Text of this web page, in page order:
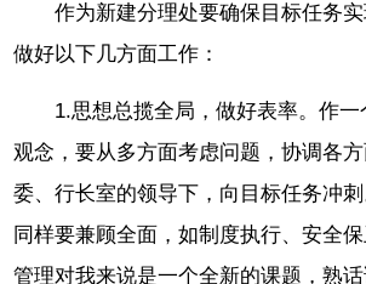
作为新建分理处要确保目标任务
做好以下几方面工作：
1.思想总揽全局，做好表率。作
观念，要从多方面考虑问题，协调各
委、行长室的领导下，向目标任务冲
同样要兼顾全面，如制度执行、安全保
管理对我来说是一个全新的课题，熟